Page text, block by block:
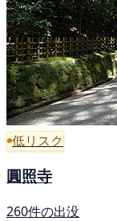
低リスク
圓照寺
260件の出没